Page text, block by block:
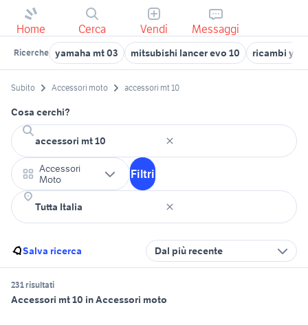
Home Cerca Vendi Messaggi
Ricerche yamaha mt 03 mitsubishi lancer evo 10 ricambi
Subito Accessori moto accessori mt 10
Cosa cerchi?
Accessori
Moto
Filtri
Salva ricerca Dal più recente
231 risultati
Accessori mt 10 in Accessori moto